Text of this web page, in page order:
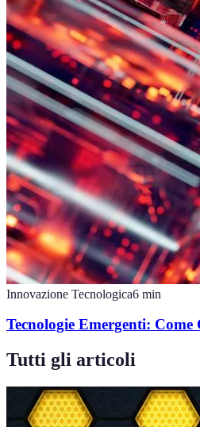
Innovazione Tecnologica6 min
Tecnologie Emergenti:
Tutti gli articoli